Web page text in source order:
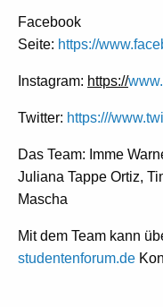
Facebook
Seite: https://
Instagram: https://
Twitter: https:///
Das Team: Imme
Juliana Tappe Ortiz,
Mascha
Mit dem Team kann
studentenforum.de